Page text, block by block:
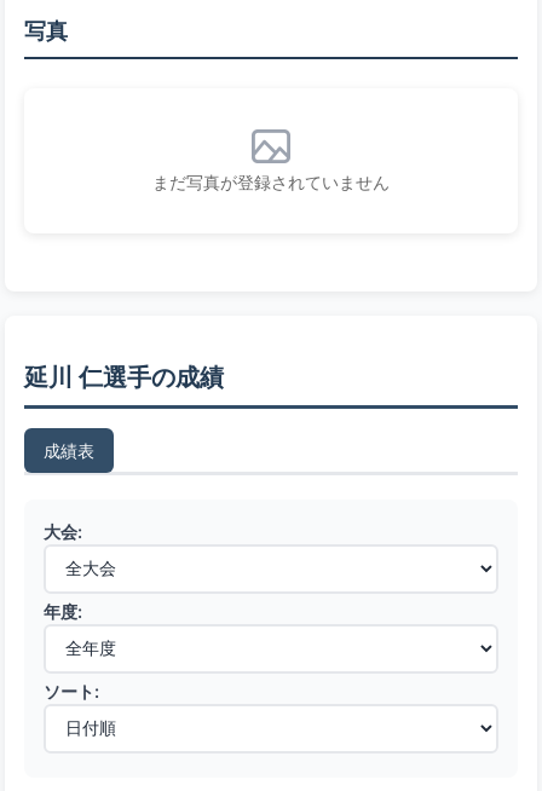
写真
まだ写真が登録されていません
延川 仁選手の成績
成績表
大会:
年度:
ソート: